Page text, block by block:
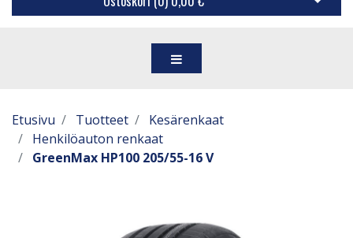
Etusivu Tuotteet
Kesärenkaat
Henkilöauton renkaat
GreenMax HP100 205/55-16 V